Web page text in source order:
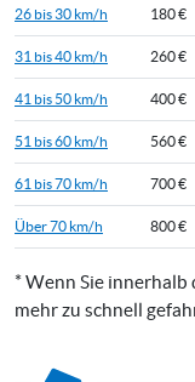
26 bis 30 km/h 180 €
31 bis 40 km/h 260 €
41 bis 50 km/h 400 €
51 bis 60 km/h 560 €
61 bis 70 km/h 700 €
Über 70 km/h 800 €
* Wenn Sie
mehr zu schnell